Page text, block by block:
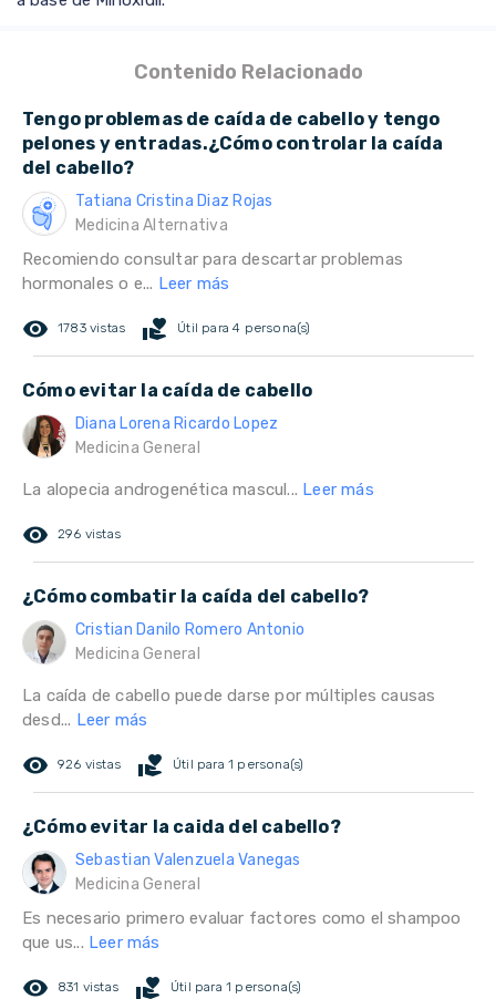
Contenido Relacionado
Tengo problemas de caída de cabello y tengo
pelones y entradas.¿Cómo controlar la caída
del cabello?
Tatiana Cristina Diaz Rojas
Medicina Alternativa
Recomiendo consultar para descartar problemas
hormonales o e... Leer más
remove_red_eye 1783 vistas volunteer_activism Útil para 4 persona(s)
Cómo evitar la caída de cabello
Diana Lorena Ricardo Lopez
Medicina General
La alopecia androgenética mascul... Leer más
remove_red_eye 296 vistas
¿Cómo combatir la caída del cabello?
Cristian Danilo Romero Antonio
Medicina General
La caída de cabello puede darse por múltiples causas
desd... Leer más
remove_red_eye 926 vistas volunteer_activism Útil para 1 persona(s)
¿Cómo evitar la caida del cabello?
Sebastian Valenzuela Vanegas
Medicina General
Es necesario primero evaluar factores como el shampoo
que us... Leer más
remove_red_eye 831 vistas volunteer_activism Útil para 1 persona(s)